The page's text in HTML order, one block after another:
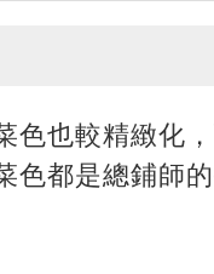
色也較精緻化
都是總鋪師的